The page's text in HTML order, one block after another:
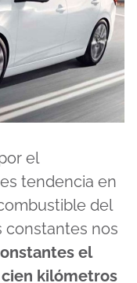
el
tendencia en
del
constantes nos
el
kilómetros